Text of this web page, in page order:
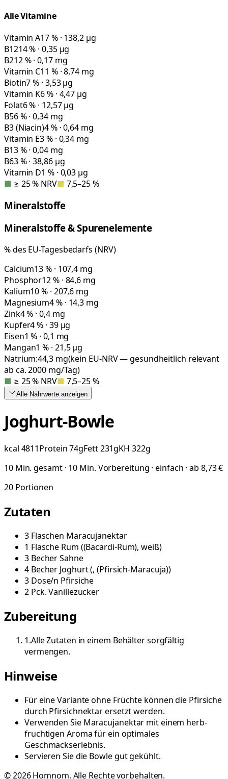
Alle Vitamine
Vitamin A17 % · 138,2 µg
B1214 % · 0,35 µg
B212 % · 0,17 mg
Vitamin C11 % · 8,74 mg
Biotin7 % · 3,53 µg
Vitamin K6 % · 4,47 µg
Folat6 % · 12,57 µg
B56 % · 0,34 mg
B3 (Niacin)4 % · 0,64 mg
Vitamin E3 % · 0,34 mg
B13 % · 0,04 mg
B63 % · 38,86 µg
Vitamin D1 % · 0,03 µg
■ ≥ 25 % NRV■ 7,5–25 %
Mineralstoffe
Mineralstoffe & Spurenelemente
% des EU-Tagesbedarfs (NRV)
Calcium13 % · 107,4 mg
Phosphor12 % · 84,6 mg
Kalium10 % · 207,6 mg
Magnesium4 % · 14,3 mg
Zink4 % · 0,4 mg
Kupfer4 % · 39 µg
Eisen1 % · 0,1 mg
Mangan1 % · 21,5 µg
Natrium:44,3mg(kein EU-NRV — gesundheitlich relevant
ab ca. 2000 mg/Tag)
■ ≥ 25 % NRV■ 7,5–25 %
Alle Nährwerte anzeigen
Joghurt-Bowle
kcal 4811Protein74gFett231gKH 322g
10 Min. gesamt · 10 Min. Vorbereitung · einfach · ab 8,73 €
20 Portionen
Zutaten
3 Flaschen Maracujanektar
1 Flasche Rum ((Bacardi-Rum), weiß)
3 BecherSahne
4 Becher Joghurt(, (Pfirsich-Maracuja))
3 Dose/n Pfirsiche
2 Pck.Vanillezucker
Zubereitung
1.Alle Zutaten in einem Behälter sorgfältig
vermengen.
Hinweise
Für eine Variante ohne Früchte können die Pfirsiche
durch Pfirsichnektar ersetzt werden.
Verwenden Sie Maracujanektar mit einem herb-
fruchtigen Aroma für ein optimales
Geschmackserlebnis.
Servieren Sie die Bowle gut gekühlt.
©2026Homnom. Alle Rechte vorbehalten.